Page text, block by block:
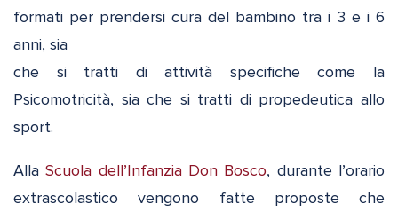
formati per prendersi cura del bambino tra i 3 e i 6
anni, sia
che si tratti di attività specifiche come la
Psicomotricità, sia che si tratti di propedeutica allo
sport.
AllaScuola dell’Infanzia Don Bosco, durante l’orario
extrascolastico vengono fatte proposte che